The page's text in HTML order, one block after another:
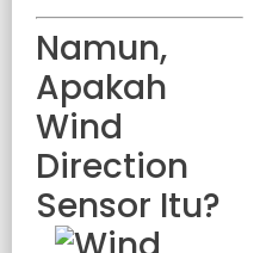
Namun,
Apakah
Wind
Direction
Sensor Itu?